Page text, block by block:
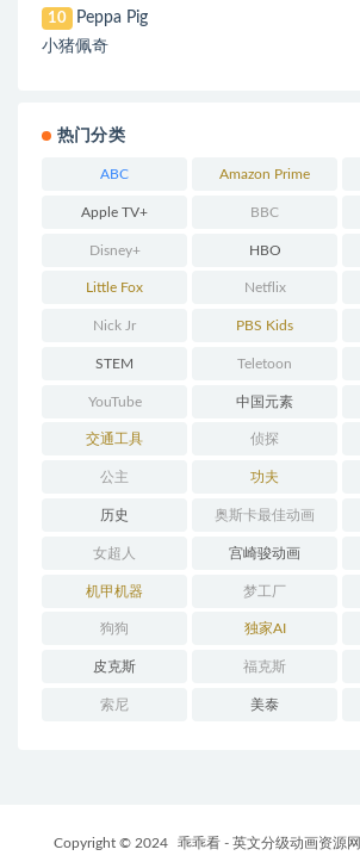
10
Peppa Pig
小猪佩奇
热门分类
ABC Amazon Prime
Apple TV+ BBC
Disney+ HBO
Little Fox Netflix
Nick Jr PBS Kids
STEM Teletoon
YouTube 中国元素
交通工具 侦探
公主 功夫
历史 奥斯卡最佳动画
女超人 宫崎骏动画
机甲机器 梦工厂
狗狗 独家AI
皮克斯 福克斯
索尼 美泰
Copyright © 2024 乖乖看 - 英文分级动画资源网